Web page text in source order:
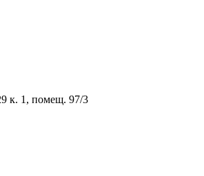
к. 1, помещ. 97/3